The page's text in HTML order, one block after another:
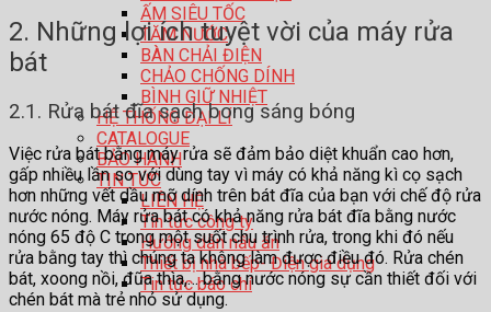
ẤM SIÊU TỐC
TĂM NƯỚC
BÀN CHẢI ĐIỆN
CHẢO CHỐNG DÍNH
BÌNH GIỮ NHIỆT
HỆ THỐNG ĐẠI LÍ
CATALOGUE
BẢO HÀNH
TIN TỨC
LIÊN HỆ
Tin tức công ty
Hướng dẫn nấu ăn
Thiết bị nhà bếp- Điện gia dụng
Tin tức báo chí
2. Những lợi ích tuyệt vời của máy rửa
bát
2.1. Rửa bát đĩa sạch bong sáng bóng
Việc rửa bát bằng máy rửa sẽ đảm bảo diệt khuẩn cao hơn,
gấp nhiều lần so với dùng tay vì máy có khả năng kì cọ sạch
hơn những vết dầu mỡ dính trên bát đĩa của bạn với chế độ rửa
nước nóng. Máy rửa bát có khả năng rửa bát đĩa bằng nước
nóng 65 độ C trong một suốt chu trình rửa, trong khi đó nếu
rửa bằng tay thì chúng ta không làm được điều đó. Rửa chén
bát, xoong nồi, đũa thìa,… bằng nước nóng sự cần thiết đối với
chén bát mà trẻ nhỏ sử dụng.